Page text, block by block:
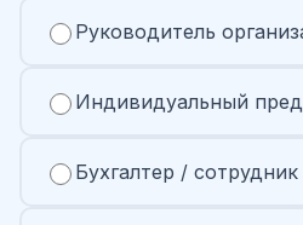
Руководитель
Индивидуальный
Бухгалтер / сотрудник